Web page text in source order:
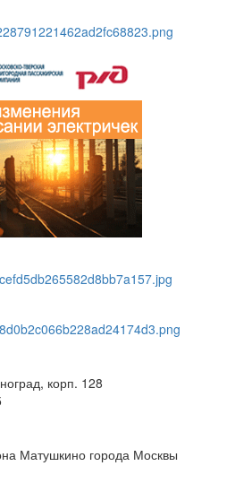
корп. 128
Матушкино города Москвы